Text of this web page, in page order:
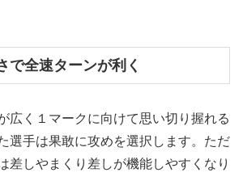
で全速ターンが利く
広く１マークに向けて思い切り握れる
選手は果敢に攻めを選択します。ただ
差しやまくり差しが機能しやすくなり